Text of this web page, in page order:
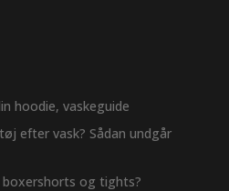
hoodie, vaskeguide
efter vask? Sådan undgår
boxershorts og tights?